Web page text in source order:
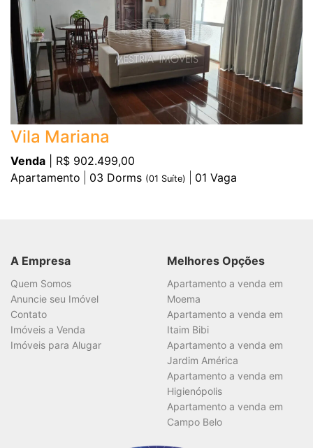
Vila Mariana
Venda | R$ 902.499,00
Apartamento
03 Dorms (01 Suíte) 01 Vaga
A Empresa
Quem Somos
Anuncie seu Imóvel
Contato
Imóveis a Venda
Imóveis para Alugar
Melhores Opções
Apartamento a venda em
Moema
Apartamento a venda em
Itaim Bibi
Apartamento a venda em
Jardim América
Apartamento a venda em
Higienópolis
Apartamento a venda em
Campo Belo